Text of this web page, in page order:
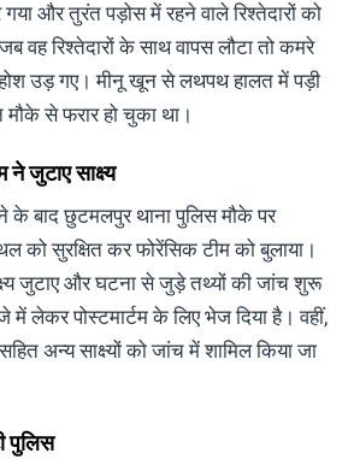
और तुरंत पड़ोस में रहने वाले रिश्तेदारों को
वह रिश्तेदारों के साथ वापस लौटा तो कमरे
उड़ गए। मीनू खून से लथपथ हालत में पड़ी
मौके से फरार हो चुका था।
जुटाए साक्ष्य
के बाद छुटमलपुर थाना पुलिस मौके पर
को सुरक्षित कर फोरेंसिक टीम को बुलाया।
जुटाए और घटना से जुड़े तथ्यों की जांच शुरू
लेकर पोस्टमार्टम के लिए भेज दिया है। वहीं,
अन्य साक्ष्यों को जांच में शामिल किया जा
पुलिस